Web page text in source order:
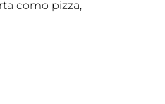
como pizza,